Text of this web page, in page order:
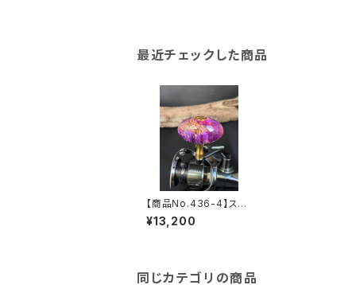
最近チェックした商品
【商品No.436-4】スタ
ビ Cocoon Knob パ
ープルピンク系
¥13,200
同じカテゴリの商品